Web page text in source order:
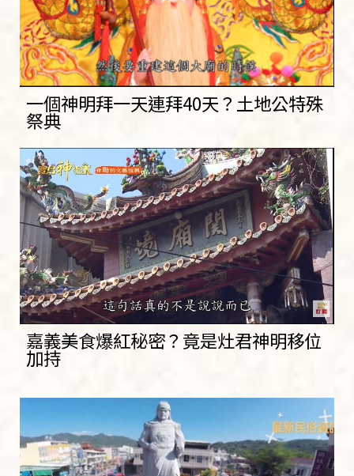
一個神明拜一天連拜40天？土地公特殊
祭典
嘉義美食爆紅秘密？竟是灶君神明移位
加持